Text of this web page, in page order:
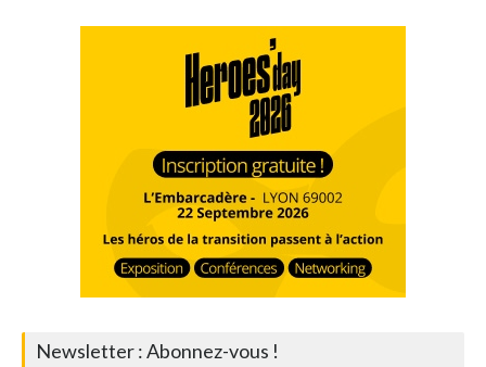
Newsletter : Abonnez-vous !